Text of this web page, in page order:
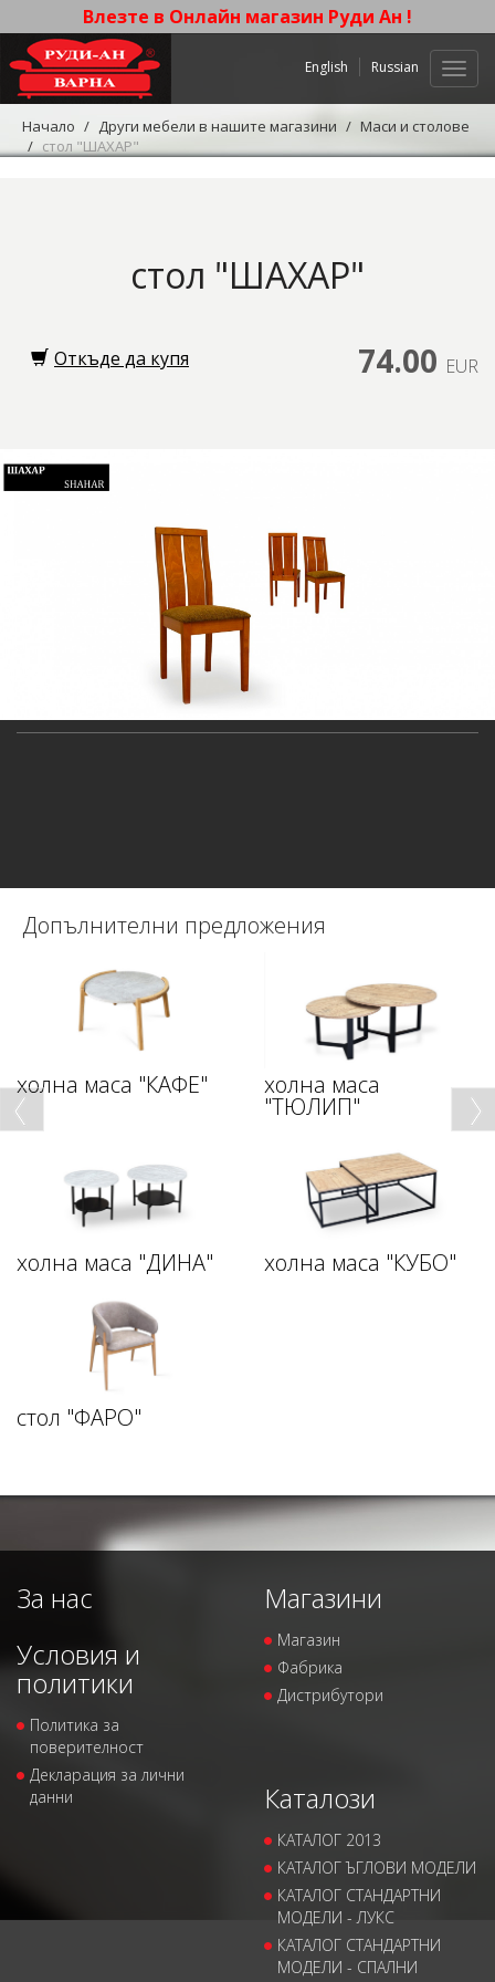
Влезте в Онлайн магазин Руди Ан !
English Russian
Начало Други мебели в нашите магазини
Маси и столове
стол "ШАХАР"
стол "ШАХАР"
74.00 EUR
Откъде да купя
Допълнителни предложения
холна маса "КАФЕ" холна маса
"ТЮЛИП"
холна маса "ДИНА" холна маса "КУБО"
стол "ФАРО"
За нас
Условия и
политики
Политика за
поверителност
Декларация за лични
данни
Магазини
Магазин
Фабрика
Дистрибутори
Каталози
КАТАЛОГ 2013
КАТАЛОГ ЪГЛОВИ МОДЕЛИ
КАТАЛОГ СТАНДАРТНИ
МОДЕЛИ - ЛУКС
КАТАЛОГ СТАНДАРТНИ
МОДЕЛИ - СПАЛНИ